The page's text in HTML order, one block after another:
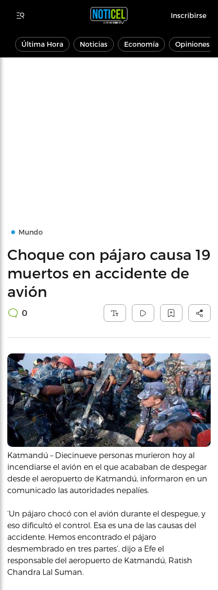
Inscribirse
Última Hora Noticias Economía Opiniones
Mundo
Choque con pájaro causa 19
muertos en accidente de
avión
0
Katmandú – Diecinueve personas murieron hoy al
incendiarse el avión en el que acababan de despegar
desde el aeropuerto de Katmandú, informaron en un
comunicado las autoridades nepalíes.
‘Un pájaro chocó con el avión durante el despegue, y
eso dificultó el control. Esa es una de las causas del
accidente. Hemos encontrado el pájaro
desmembrado en tres partes’, dijo a Efe el
responsable del aeropuerto de Katmandú, Ratish
Chandra Lal Suman.